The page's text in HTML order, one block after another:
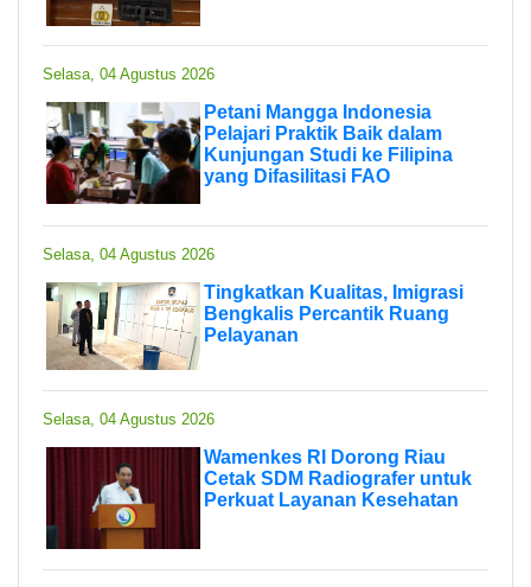
Selasa, 04 Agustus 2026
Petani Mangga Indonesia
Pelajari Praktik Baik dalam
Kunjungan Studi ke Filipina
yang Difasilitasi FAO
Selasa, 04 Agustus 2026
Tingkatkan Kualitas, Imigrasi
Bengkalis Percantik Ruang
Pelayanan
Selasa, 04 Agustus 2026
Wamenkes RI Dorong Riau
Cetak SDM Radiografer untuk
Perkuat Layanan Kesehatan